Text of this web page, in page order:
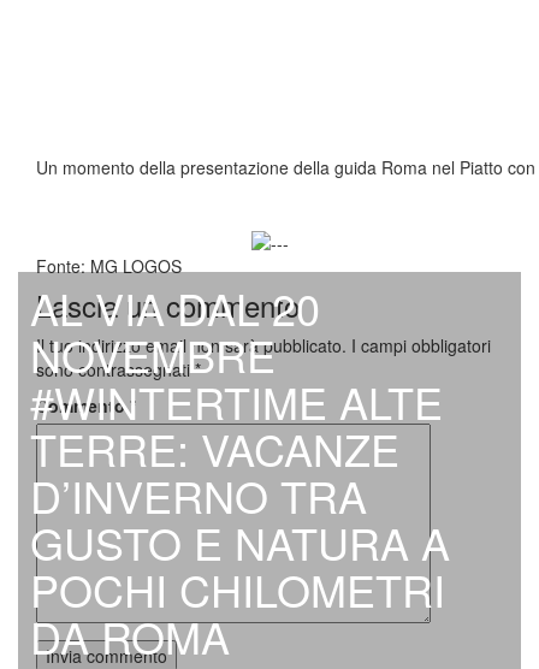
AL VIA DAL 20
NOVEMBRE
#WINTERTIME ALTE
TERRE: VACANZE
D’INVERNO TRA
GUSTO E NATURA A
POCHI CHILOMETRI
DA ROMA
Un momento della presentazione della guida Roma nel Piatto
Fonte: MG LOGOS
Lascia un commento
Il tuo indirizzo email non sarà pubblicato. I campi obbligatori
sono contrassegnati*
Commento*